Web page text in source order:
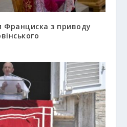
Франциска з приводу